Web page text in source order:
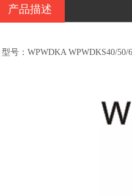
产品描述
型号：WPWDKA WPWDKS40/50/